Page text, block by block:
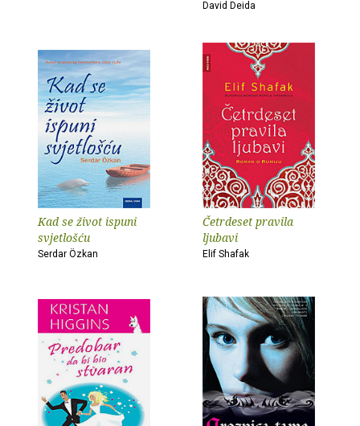
David Deida
Kad se život ispuni
svjetlošću
Serdar Özkan
Četrdeset pravila
ljubavi
Elif Shafak